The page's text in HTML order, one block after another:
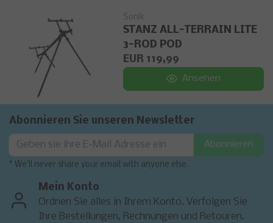
Sonik
STANZ ALL-TERRAIN LITE
3-ROD POD
EUR 119,99
Ansehen
Abonnieren Sie unseren Newsletter
Abonnieren
* We'll never share your email with anyone else.
Mein Konto
Ordnen Sie alles in Ihrem Konto. Verfolgen Sie
Ihre Bestellungen, Rechnungen und Retouren.